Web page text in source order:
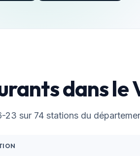
dans le
23 sur 74 stations du